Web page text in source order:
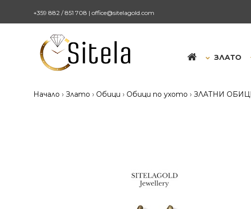
+359 882 / 851 708 | office@sitelagold.com
ЗЛАТО
Начало Злато Обици Обици по ухото ЗЛАТНИ